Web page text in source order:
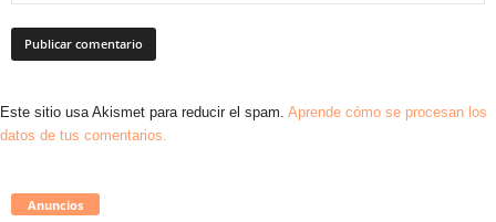
Este sitio usa Akismet para reducir el spam. Aprende cómo se procesan los
datos de tus comentarios.
Anuncios